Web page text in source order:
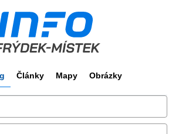
Články Mapy Obrázky